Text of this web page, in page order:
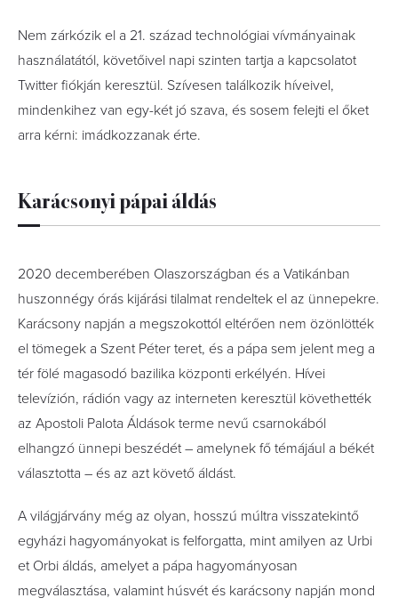
Nem zárkózik el a 21. század technológiai vívmányainak
használatától, követőivel napi szinten tartja a kapcsolatot
Twitter fiókján keresztül. Szívesen találkozik híveivel,
mindenkihez van egy-két jó szava, és sosem felejti el őket
arra kérni: imádkozzanak érte.
Karácsonyi pápai áldás
2020 decemberében Olaszországban és a Vatikánban
huszonnégy órás kijárási tilalmat rendeltek el az ünnepekre.
Karácsony napján a megszokottól eltérően nem özönlötték
el tömegek a Szent Péter teret, és a pápa sem jelent meg a
tér fölé magasodó bazilika központi erkélyén. Hívei
televízión, rádión vagy az interneten keresztül követhették
az Apostoli Palota Áldások terme nevű csarnokából
elhangzó ünnepi beszédét – amelynek fő témájául a békét
választotta – és az azt követő áldást.
A világjárvány még az olyan, hosszú múltra visszatekintő
egyházi hagyományokat is felforgatta, mint amilyen az Urbi
et Orbi áldás, amelyet a pápa hagyományosan
megválasztása, valamint húsvét és karácsony napján mond